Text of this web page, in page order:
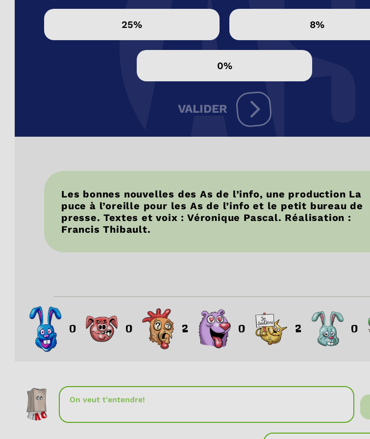
25% 8%
0%
VALIDER
Les bonnes nouvelles des As de l’info, une production La
puce à l’oreille pour les As de l’info et le petit bureau de
presse. Textes et voix : Véronique Pascal. Réalisation :
Francis Thibault.
0 0 2 0 2 0